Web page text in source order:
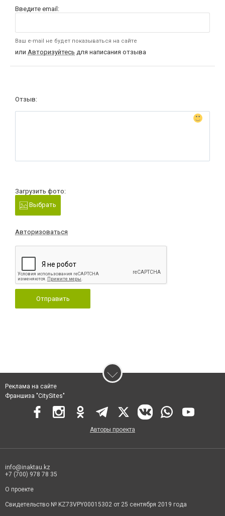
Введите email:
Ваш e-mail не будет показываться на сайте
или Авторизуйтесь для написания отзыва
Отзыв:
Загрузить фото:
Выбрать
Авторизоваться
Отправить
Реклама на сайте
Франшиза "CitySites"
Авторы проекта
info@inaktau.kz
+7 (700) 978 78 35
О проекте
Свидетельство № KZ73VPY00015302 от 25 сентября 2019 года